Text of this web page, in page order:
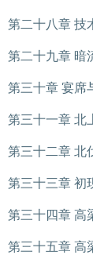
第二十八章 技
第二十九章 暗
第三十章 宴席
第三十一章 北
第三十二章 北
第三十三章 初
第三十四章 高
第三十五章 高